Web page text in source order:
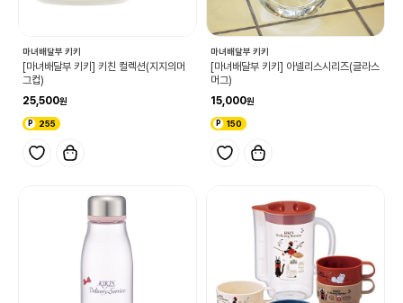
마녀배달부 키키
[마녀배달부 키키] 키친 컬렉션(지지의머
그컵)
25,500
255
마녀배달부 키키
[마녀배달부 키키] 아넬리스시리즈(글라스
머그)
15,000
150